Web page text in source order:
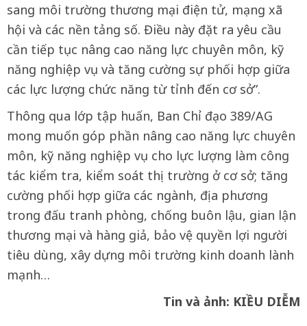
sang môi trường thương mại điện tử, mạng xã
hội và các nền tảng số. Điều này đặt ra yêu cầu
cần tiếp tục nâng cao năng lực chuyên môn, kỹ
năng nghiệp vụ và tăng cường sự phối hợp giữa
các lực lượng chức năng từ tỉnh đến cơ sở”.
Thông qua lớp tập huấn, Ban Chỉ đạo 389/AG
mong muốn góp phần nâng cao năng lực chuyên
môn, kỹ năng nghiệp vụ cho lực lượng làm công
tác kiểm tra, kiểm soát thị trường ở cơ sở; tăng
cường phối hợp giữa các ngành, địa phương
trong đấu tranh phòng, chống buôn lậu, gian lận
thương mại và hàng giả, bảo vệ quyền lợi người
tiêu dùng, xây dựng môi trường kinh doanh lành
mạnh…
Tin và ảnh: KIỀU DIỄM